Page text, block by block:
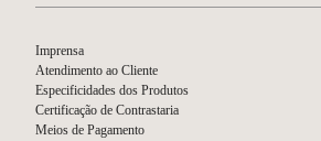
Imprensa
Atendimento ao Cliente
Especificidades dos Produtos
Certificação de Contrastaria
Meios de Pagamento